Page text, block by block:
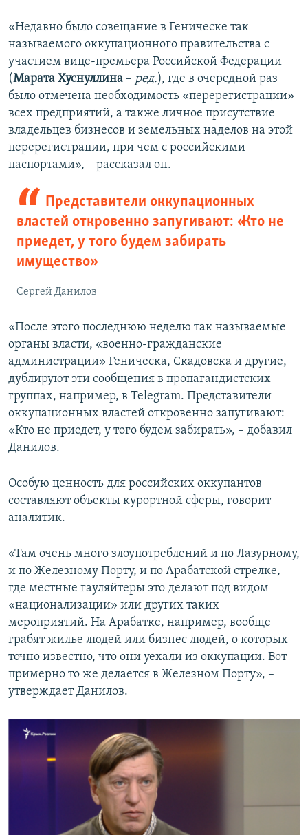
«Недавно было совещание в Геническе так
называемого оккупационного правительства с
участием вице-премьера Российской Федерации
(Марата Хуснуллина – ред.), где в очередной раз
было отмечена необходимость «перерегистрации»
всех предприятий, а также личное присутствие
владельцев бизнесов и земельных наделов на этой
перерегистрации, при чем с российскими
паспортами», – рассказал он.
Представители оккупационных
властей откровенно запугивают: «Кто не
приедет, у того будем забирать
имущество»
Сергей Данилов
«После этого последнюю неделю так называемые
органы власти, «военно-гражданские
администрации» Геническа, Скадовска и другие,
дублируют эти сообщения в пропагандистских
группах, например, в Telegram. Представители
оккупационных властей откровенно запугивают:
«Кто не приедет, у того будем забирать», – добавил
Данилов.
Особую ценность для российских оккупантов
составляют объекты курортной сферы, говорит
аналитик.
«Там очень много злоупотреблений и по Лазурному,
и по Железному Порту, и по Арабатской стрелке,
где местные гауляйтеры это делают под видом
«национализации» или других таких
мероприятий. На Арабатке, например, вообще
грабят жилье людей или бизнес людей, о которых
точно известно, что они уехали из оккупации. Вот
примерно то же делается в Железном Порту», –
утверждает Данилов.